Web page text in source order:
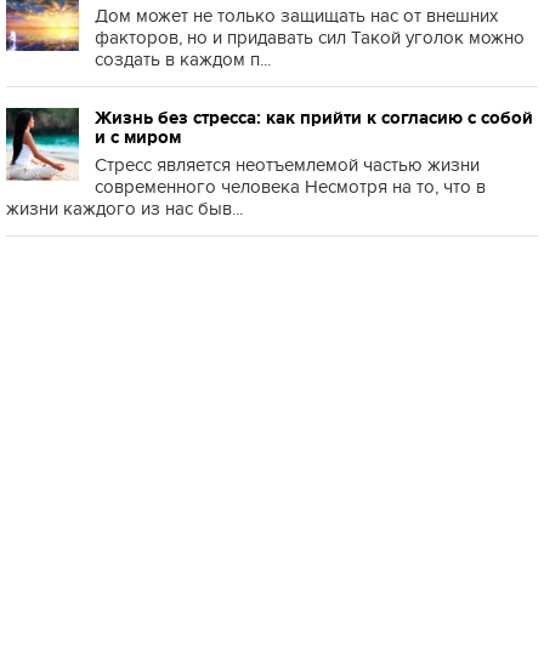
Дом может не только защищать нас от внешних
факторов, но и придавать сил Такой уголок можно
создать в каждом п...
Жизнь без стресса: как прийти к согласию с собой
и с миром
Стресс является неотъемлемой частью жизни
современного человека Несмотря на то, что в
жизни каждого из нас быв...